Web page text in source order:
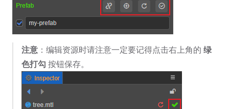
注意 ：编辑资源时请注意一定要记得点击右上角的 绿
色打勾 按钮保存。